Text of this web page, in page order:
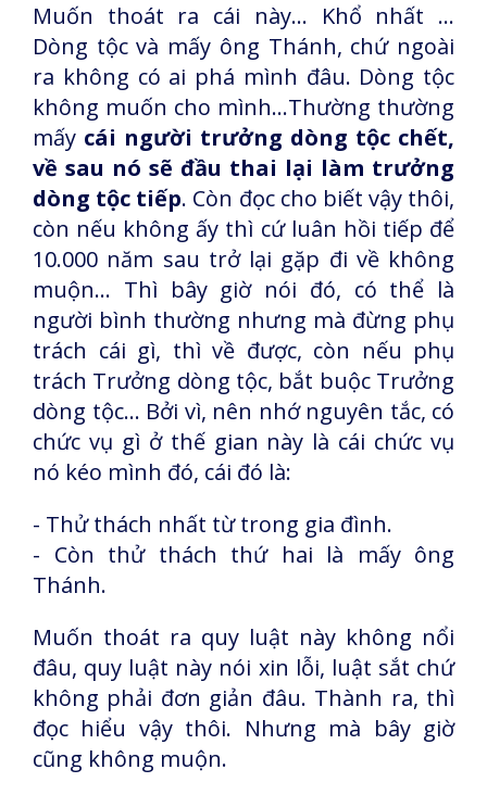
Muốn thoát ra cái này... Khổ nhất …
Dòng tộc và mấy ông Thánh, chứ ngoài
ra không có ai phá mình đâu. Dòng tộc
không muốn cho mình...Thường thường
mấy cái người trưởng dòng tộc chết,
về sau nó sẽ đầu thai lại làm trưởng
dòng tộc tiếp. Còn đọc cho biết vậy thôi,
còn nếu không ấy thì cứ luân hồi tiếp để
10.000 năm sau trở lại gặp đi về không
muộn... Thì bây giờ nói đó, có thể là
người bình thường nhưng mà đừng phụ
trách cái gì, thì về được, còn nếu phụ
trách Trưởng dòng tộc, bắt buộc Trưởng
dòng tộc... Bởi vì, nên nhớ nguyên tắc, có
chức vụ gì ở thế gian này là cái chức vụ
nó kéo mình đó, cái đó là:
- Thử thách nhất từ trong gia đình.
- Còn thử thách thứ hai là mấy ông
Thánh.
Muốn thoát ra quy luật này không nổi
đâu, quy luật này nói xin lỗi, luật sắt chứ
không phải đơn giản đâu. Thành ra, thì
đọc hiểu vậy thôi. Nhưng mà bây giờ
cũng không muộn.